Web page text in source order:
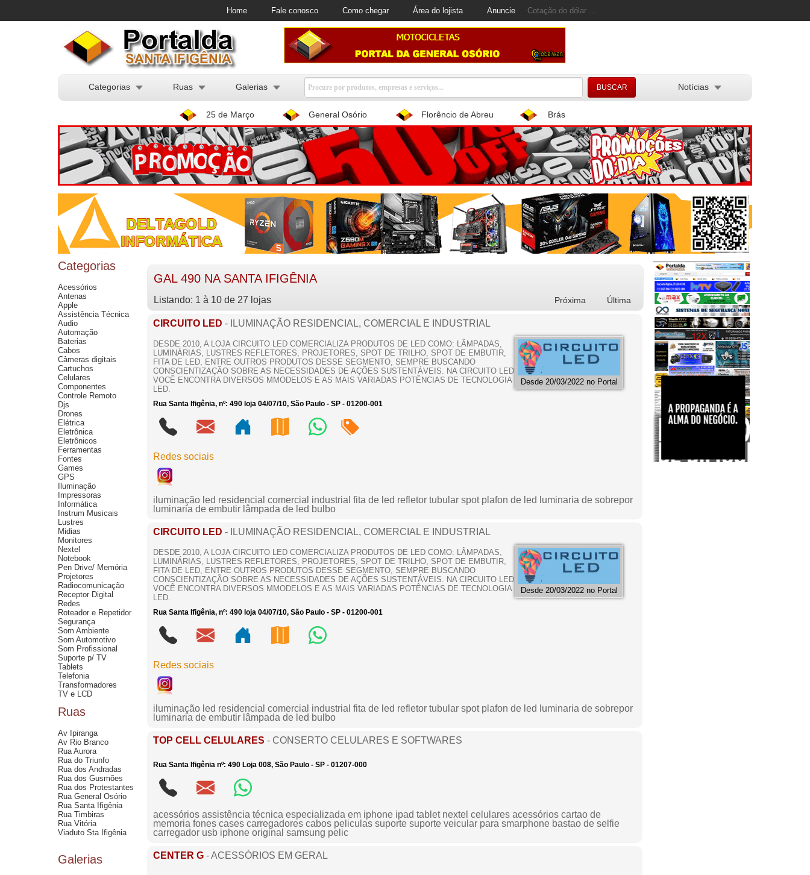
Home Fale conosco Como chegar Área do lojista Anuncie Cotação do dólar ...
Categorias Ruas Galerias Notícias
25 de Março General Osório Florêncio de Abreu Brás
Categorias
Acessórios
Antenas
Apple
Assistência Técnica
Audio
Automação
Baterias
Cabos
Câmeras digitais
Cartuchos
Celulares
Componentes
Controle Remoto
Djs
Drones
Elétrica
Eletrônica
Eletrônicos
Ferramentas
Fontes
Games
GPS
Iluminação
Impressoras
Informática
Instrum Musicais
Lustres
Midias
Monitores
Nextel
Notebook
Pen Drive/ Memória
Projetores
Radiocomunicação
Receptor Digital
Redes
Roteador e Repetidor
Segurança
Som Ambiente
Som Automotivo
Som Profissional
Suporte p/ TV
Tablets
Telefonia
Transformadores
TV e LCD
Ruas
Av Ipiranga
Av Rio Branco
Rua Aurora
Rua do Triunfo
Rua dos Andradas
Rua dos Gusmões
Rua dos Protestantes
Rua General Osório
Rua Santa Ifigênia
Rua Timbiras
Rua Vitória
Viaduto Sta Ifigênia
Galerias
GAL 490 NA SANTA IFIGÊNIA
Listando: 1 à 10 de 27 lojas Próxima Última
CIRCUITO LED - ILUMINAÇÃO RESIDENCIAL, COMERCIAL E INDUSTRIAL
DESDE 2010, A LOJA CIRCUITO LED COMERCIALIZA PRODUTOS DE LED COMO: LÂMPADAS,
LUMINÁRIAS, LUSTRES REFLETORES, PROJETORES, SPOT DE TRILHO, SPOT DE EMBUTIR,
FITA DE LED, ENTRE OUTROS PRODUTOS DESSE SEGMENTO, SEMPRE BUSCANDO
CONSCIENTIZAÇÃO SOBRE AS NECESSIDADES DE AÇÕES SUSTENTÁVEIS. NA CIRCUITO LED
VOCÊ ENCONTRA DIVERSOS MMODELOS E AS MAIS VARIADAS POTÊNCIAS DE TECNOLOGIA
LED.
Rua Santa Ifigênia, nº: 490 loja 04/07/10, São Paulo - SP - 01200-001
Redes sociais
Desde 20/03/2022 no Portal
iluminação led residencial comercial industrial fita de led refletor tubular spot plafon de led luminaria de sobrepor
luminaria de embutir lâmpada de led bulbo
CIRCUITO LED - ILUMINAÇÃO RESIDENCIAL, COMERCIAL E INDUSTRIAL
DESDE 2010, A LOJA CIRCUITO LED COMERCIALIZA PRODUTOS DE LED COMO: LÂMPADAS,
LUMINÁRIAS, LUSTRES REFLETORES, PROJETORES, SPOT DE TRILHO, SPOT DE EMBUTIR,
FITA DE LED, ENTRE OUTROS PRODUTOS DESSE SEGMENTO, SEMPRE BUSCANDO
CONSCIENTIZAÇÃO SOBRE AS NECESSIDADES DE AÇÕES SUSTENTÁVEIS. NA CIRCUITO LED
VOCÊ ENCONTRA DIVERSOS MMODELOS E AS MAIS VARIADAS POTÊNCIAS DE TECNOLOGIA
LED.
Rua Santa Ifigênia, nº: 490 loja 04/07/10, São Paulo - SP - 01200-001
Redes sociais
Desde 20/03/2022 no Portal
iluminação led residencial comercial industrial fita de led refletor tubular spot plafon de led luminaria de sobrepor
luminaria de embutir lâmpada de led bulbo
TOP CELL CELULARES - CONSERTO CELULARES E SOFTWARES
Rua Santa Ifigênia nº: 490 Loja 008, São Paulo - SP - 01207-000
acessórios assistência técnica especializada em iphone ipad tablet nextel celulares acessórios cartao de
memoria fones cases carregadores cabos peliculas suporte suporte veicular para smarphone bastao de selfie
carregador usb iphone original samsung pelic
CENTER G - ACESSÓRIOS EM GERAL